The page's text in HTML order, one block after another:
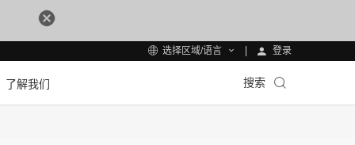
选择区域/语言 登录
了解我们 搜索